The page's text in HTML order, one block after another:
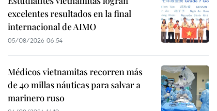
excelentes resultados en la final
internacional de AIMO
05/08/2026 06:54
Médicos vietnamitas recorren más
de 40 millas náuticas para salvar a
marinero ruso